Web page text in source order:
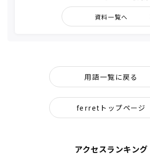
資料一覧へ
用語一覧に戻る
ferretトップページ
アクセスランキング